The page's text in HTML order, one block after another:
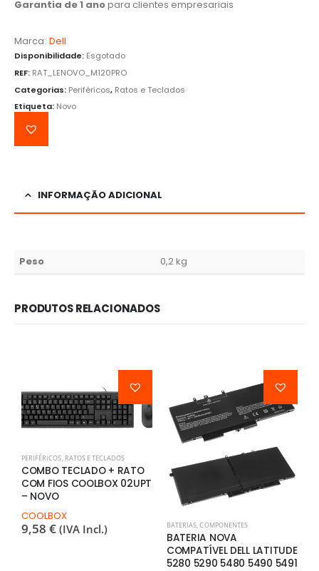
Garantia de 1 anopara clientes empresariais
Marca: Dell
Disponibilidade: Esgotado
REF: RAT_LENOVO_M120PRO
Categorias: Periféricos, Ratos e Teclados
Etiqueta: Novo
INFORMAÇÃO ADICIONAL
Peso 0,2 kg
PRODUTOS RELACIONADOS
PERIFÉRICOS, RATOS E TECLADOS
COMBO TECLADO + RATO
COM FIOS COOLBOX 02UPT
– NOVO
COOLBOX
9,58 € (IVA Incl.) BATERIAS,COMPONENTES
BATERIA NOVA
COMPATÍVEL DELL LATITUDE
5280 5290 5480 5490 5491